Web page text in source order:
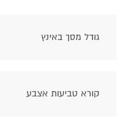
גודל מסך באינץ
קורא טביעות אצבע